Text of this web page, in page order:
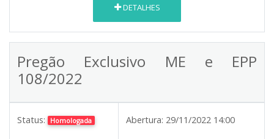
DETALHES
Pregão Exclusivo ME e EPP
108/2022
Status: Homologada Abertura: 29/11/2022 14:00